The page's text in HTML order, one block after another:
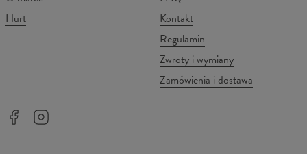
Hurt
Kontakt
Regulamin
Zwroty i wymiany
Zamówienia i dostawa